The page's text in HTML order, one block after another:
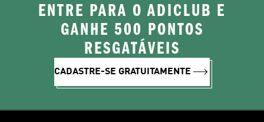
ENTRE PARA O ADICLUB E
GANHE 500 PONTOS
RESGATÁVEIS
CADASTRE-SE GRATUITAMENTE